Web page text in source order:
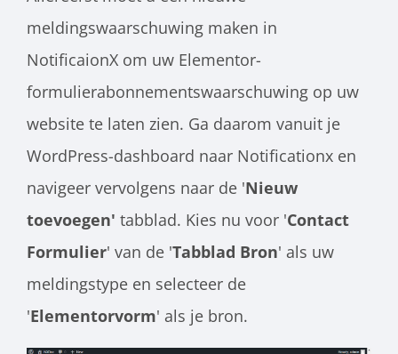
meldingswaarschuwing maken in
NotificaionX om uw Elementor-
formulierabonnementswaarschuwing op uw
website te laten zien. Ga daarom vanuit je
WordPress-dashboard naar Notificationx en
navigeer vervolgens naar de 'Nieuw
toevoegen' tabblad. Kies nu voor 'Contact
Formulier' van de 'Tabblad Bron' als uw
meldingstype en selecteer de
'Elementorvorm' als je bron.